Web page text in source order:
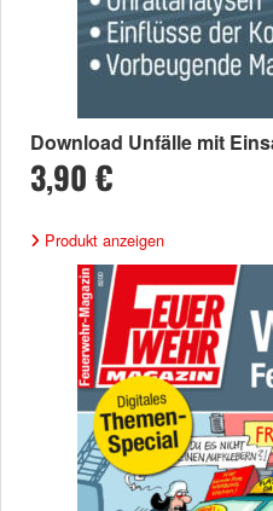
Download Unfälle mit
3,90 €
Produkt anzeigen